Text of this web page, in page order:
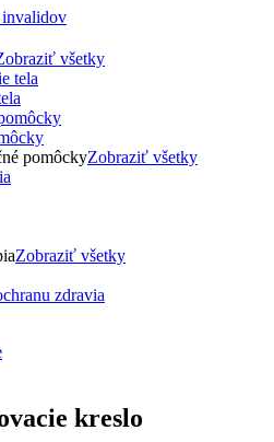
všetky
pomôckyZobraziť všetky
Zobraziť všetky
zdravia
kreslo